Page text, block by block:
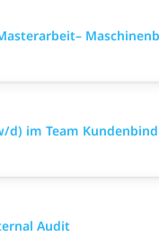
d) im Team
Audit